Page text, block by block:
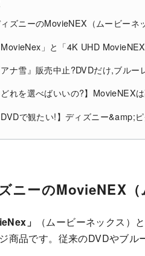
ズニーのMovieNEX（ムービーネ
MovieNex」と「4K UHD
アナ雪』販売中止?DVDだけ,ブル
どれを選べばいいの?】MovieNEX
DVDで観たい!】ディズニー&amp;
ニーのMovieNEX
」
（ムービーネックス）
商品です。従来のDVDやブル